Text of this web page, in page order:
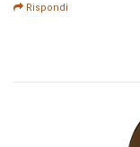
Rispondi